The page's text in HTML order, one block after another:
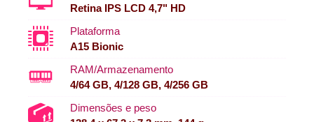
Retina IPS LCD 4,7" HD
Plataforma
A15 Bionic
RAM/Armazenamento
4/64 GB, 4/128 GB, 4/256 GB
Dimensões e peso